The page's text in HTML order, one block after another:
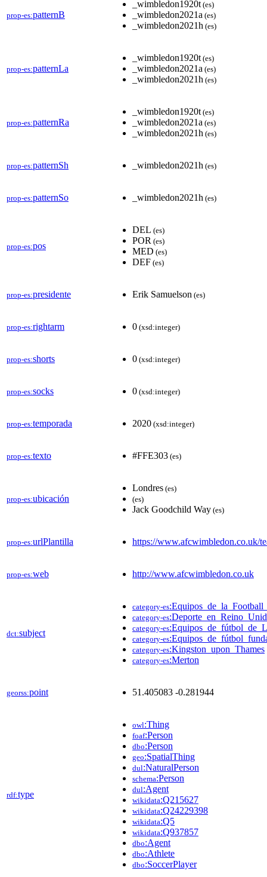
prop-es:patternB
_wimbledon1920t (es)
_wimbledon2021a (es)
_wimbledon2021h (es)
prop-es:patternLa
_wimbledon1920t (es)
_wimbledon2021a (es)
_wimbledon2021h (es)
prop-es:patternRa
_wimbledon1920t (es)
_wimbledon2021a (es)
_wimbledon2021h (es)
prop-es:patternSh _wimbledon2021h (es)
prop-es:patternSo _wimbledon2021h (es)
prop-es:pos
DEL (es)
POR (es)
MED (es)
DEF (es)
prop-es:presidente Erik Samuelson (es)
prop-es:rightarm 0 (xsd:integer)
prop-es:shorts 0 (xsd:integer)
prop-es:socks 0 (xsd:integer)
prop-es:temporada 2020 (xsd:integer)
prop-es:texto #FFE303 (es)
prop-es:ubicación
Londres (es)
(es)
Jack Goodchild Way (es)
prop-es:urlPlantilla https://www.afcwimbledon.co.uk/
prop-es:web http://www.afcwimbledon.co.uk
dct:subject
category-es
category-es
category-es
category-es
category-es:Kingston_upon_Thames
category-es:Merton
georss:point 51.405083 -0.281944
rdf:type
owl:Thing
foaf:Person
dbo:Person
geo:SpatialThing
dul:NaturalPerson
schema:Person
dul:Agent
wikidata:Q215627
wikidata:Q24229398
wikidata:Q5
wikidata:Q937857
dbo:Agent
dbo:Athlete
dbo:SoccerPlayer